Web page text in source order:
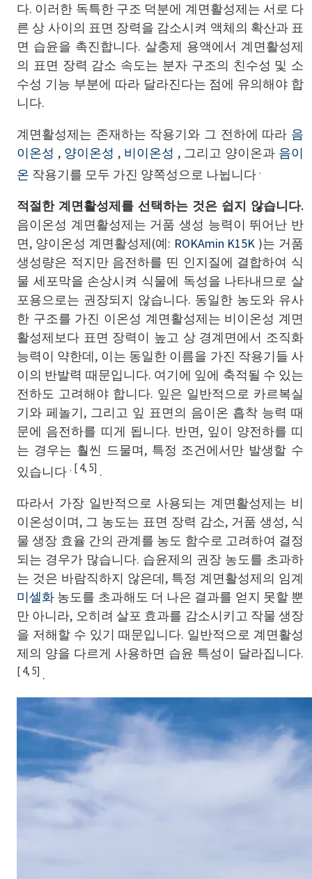
다. 이러한 독특한 구조 덕분에 계면활성제는 서로 다
른 상 사이의 표면 장력을 감소시켜 액체의 확산과 표
면 습윤을 촉진합니다. 살충제 용액에서 계면활성제
의 표면 장력 감소 속도는 분자 구조의 친수성 및 소
수성 기능 부분에 따라 달라진다는 점에 유의해야 합
니다.
계면활성제는 존재하는 작용기와 그 전하에 따라 음
이온성 , 양이온성 , 비이온성 , 그리고 양이온과 음이
온 작용기를 모두 가진 양쪽성으로 나뉩니다 .
적절한 계면활성제를 선택하는 것은 쉽지 않습니다.
음이온성 계면활성제는 거품 생성 능력이 뛰어난 반
면, 양이온성 계면활성제(예: ROKAmin K15K )는 거품
생성량은 적지만 음전하를 띤 인지질에 결합하여 식
물 세포막을 손상시켜 식물에 독성을 나타내므로 살
포용으로는 권장되지 않습니다. 동일한 농도와 유사
한 구조를 가진 이온성 계면활성제는 비이온성 계면
활성제보다 표면 장력이 높고 상 경계면에서 조직화
능력이 약한데, 이는 동일한 이름을 가진 작용기들 사
이의 반발력 때문입니다. 여기에 잎에 축적될 수 있는
전하도 고려해야 합니다. 잎은 일반적으로 카르복실
기와 페놀기, 그리고 잎 표면의 음이온 흡착 능력 때
문에 음전하를 띠게 됩니다. 반면, 잎이 양전하를 띠
는 경우는 훨씬 드물며, 특정 조건에서만 발생할 수
있습니다 . [ 4, 5] .
따라서 가장 일반적으로 사용되는 계면활성제는 비
이온성이며, 그 농도는 표면 장력 감소, 거품 생성, 식
물 생장 효율 간의 관계를 농도 함수로 고려하여 결정
되는 경우가 많습니다. 습윤제의 권장 농도를 초과하
는 것은 바람직하지 않은데, 특정 계면활성제의 임계
미셀화 농도를 초과해도 더 나은 결과를 얻지 못할 뿐
만 아니라, 오히려 살포 효과를 감소시키고 작물 생장
을 저해할 수 있기 때문입니다. 일반적으로 계면활성
제의 양을 다르게 사용하면 습윤 특성이 달라집니다.
[ 4, 5] .